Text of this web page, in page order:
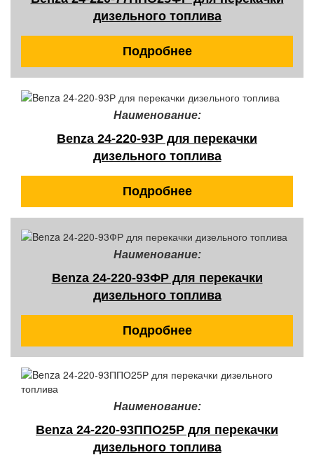
дизельного топлива
Подробнее
Наименование:
Benza 24-220-93Р для перекачки
дизельного топлива
Подробнее
Наименование:
Benza 24-220-93ФР для перекачки
дизельного топлива
Подробнее
Наименование:
Benza 24-220-93ППО25Р для перекачки
дизельного топлива